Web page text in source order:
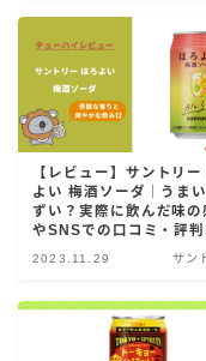
麒麟 発酵サ
麹レモンサワ
スミノフ セル
サントリー
ー196℃ ス
CRAFT－
こだわり酒場
【レビュー】サントリー
よい 梅酒ソーダ｜うま
ずい？実際に飲んだ味の
やSNSでの口コミ・評判
2023.11.29 サン